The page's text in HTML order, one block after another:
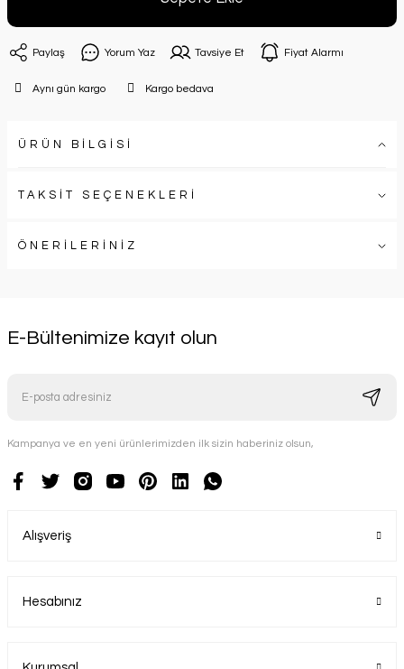
Paylaş Yorum Yaz Tavsiye Et Fiyat Alarmı
Aynı gün kargo Kargo bedava
ÜRÜN BİLGİSİ
TAKSİT SEÇENEKLERİ
ÖNERİLERİNİZ
E-Bültenimize kayıt olun
Kampanya ve en yeni ürünlerimizden ilk sizin haberiniz olsun,
Alışveriş
Hesabınız